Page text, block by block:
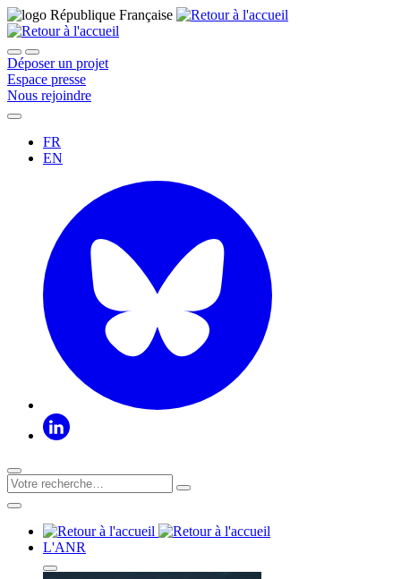
Déposer un projet
Espace presse
Nous rejoindre
FR
EN
L'ANR